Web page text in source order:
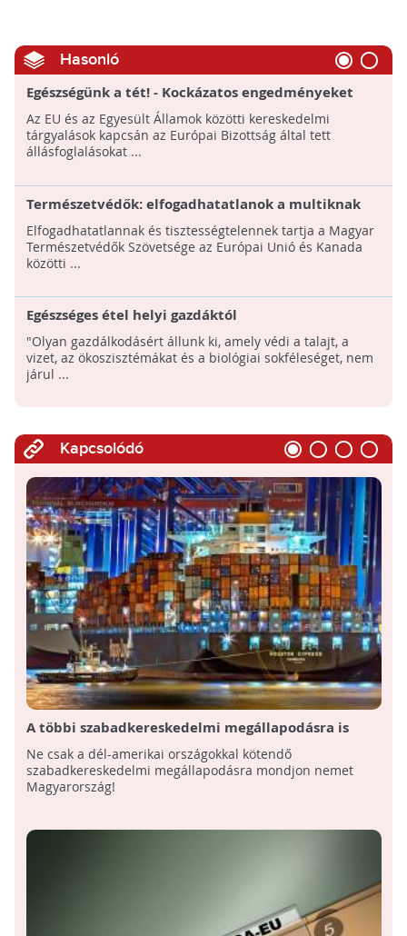
Hasonló
Egészségünk a tét! - Kockázatos engedményeket
készül adni az EU bizottsága az USA-nak a
szabadkereskedelmi tárgyalásokon
Az EU és az Egyesült Államok közötti kereskedelmi
tárgyalások kapcsán az Európai Bizottság által tett
állásfoglalásokat ...
Természetvédők: elfogadhatatlanok a multiknak
adott előjogok
Elfogadhatatlannak és tisztességtelennek tartja a Magyar
Természetvédők Szövetsége az Európai Unió és Kanada
közötti ...
Egészséges étel helyi gazdáktól
"Olyan gazdálkodásért állunk ki, amely védi a talajt, a
vizet, az ökoszisztémákat és a biológiai sokféleséget, nem
járul ...
Kapcsolódó
A többi szabadkereskedelmi megállapodásra is
mondjon nemet Magyarország!
Ne csak a dél-amerikai országokkal kötendő
szabadkereskedelmi megállapodásra mondjon nemet
Magyarország!